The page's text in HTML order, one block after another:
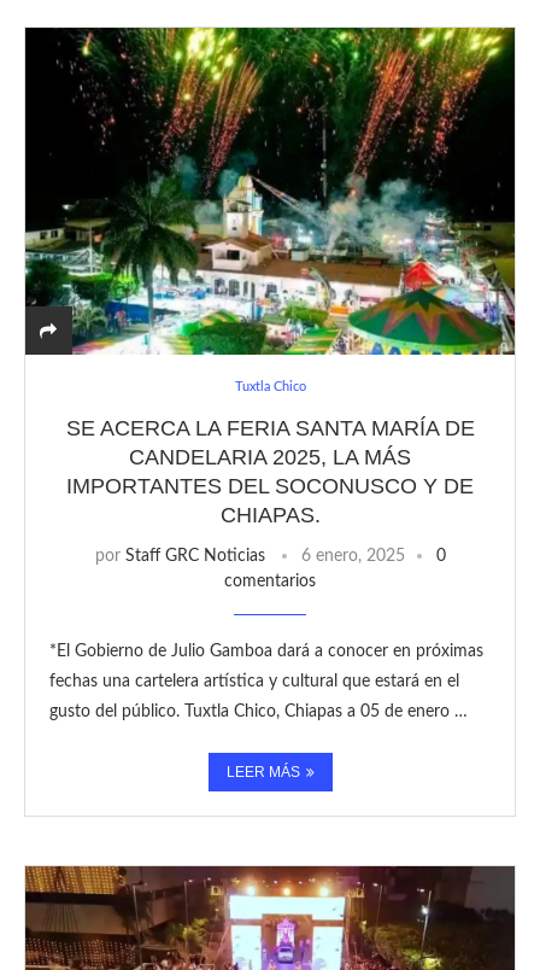
Tuxtla Chico
SE ACERCA LA FERIA SANTA MARÍA DE
CANDELARIA 2025, LA MÁS
IMPORTANTES DEL SOCONUSCO Y DE
CHIAPAS.
por Staff GRC Noticias 6 enero, 2025
0
comentarios
*El Gobierno de Julio Gamboa dará a conocer en próximas
fechas una cartelera artística y cultural que estará en el
gusto del público. Tuxtla Chico, Chiapas a 05 de enero …
LEER MÁS